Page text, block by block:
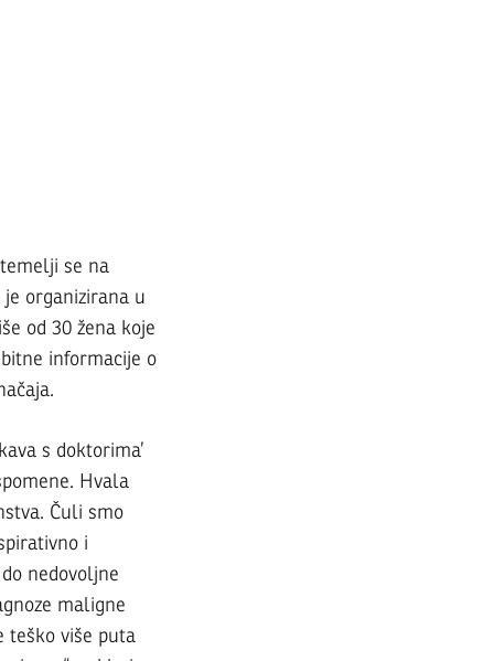
se na
je organizirana u
od 30 žena koje
informacije o
s doktorima’
Hvala
Čuli smo
i
nedovoljne
maligne
teško više puta